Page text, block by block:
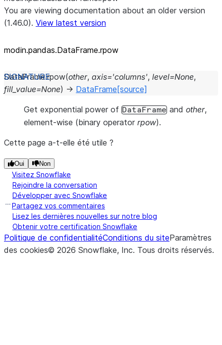
You are viewing documentation about an older version
(1.46.0). View latest version
modin.pandas.DataFrame.rpow
DataFrame.rpow(other, axis='columns', level=None,
fill_value=None) → DataFrame [source]
Get exponential power of DataFrame and other,
element-wise (binary operator rpow).
Cette page a-t-elle été utile ?
Oui Non
Visitez Snowflake
Rejoindre la conversation
Développer avec Snowflake
Partagez vos commentaires
Lisez les dernières nouvelles sur notre blog
Obtenir votre certification Snowflake
Politique de confidentialitéConditions du siteParamètres
des cookies© 2026 Snowflake, Inc. Tous droits réservés.